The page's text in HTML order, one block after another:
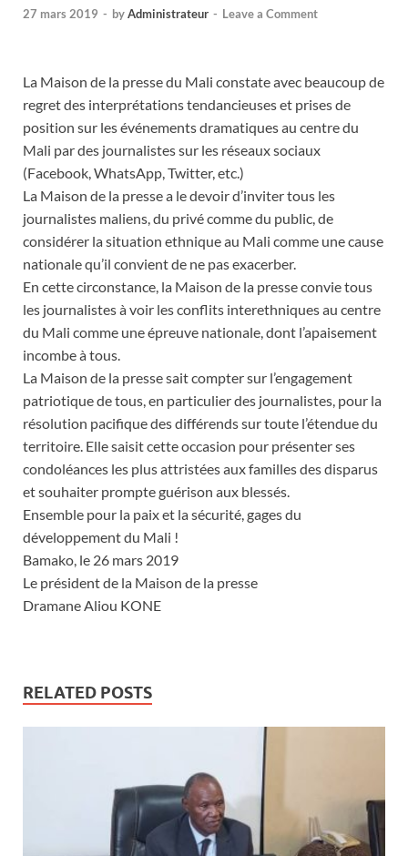
27 mars 2019 - byAdministrateur - Leave a Comment
La Maison de la presse du Mali constate avec beaucoup de
regret des interprétations tendancieuses et prises de
position sur les événements dramatiques au centre du
Mali par des journalistes sur les réseaux sociaux
(Facebook, WhatsApp, Twitter, etc.)
La Maison de la presse a le devoir d’inviter tous les
journalistes maliens, du privé comme du public, de
considérer la situation ethnique au Mali comme une cause
nationale qu’il convient de ne pas exacerber.
En cette circonstance, la Maison de la presse convie tous
les journalistes à voir les conflits interethniques au centre
du Mali comme une épreuve nationale, dont l’apaisement
incombe à tous.
La Maison de la presse sait compter sur l’engagement
patriotique de tous, en particulier des journalistes, pour la
résolution pacifique des différends sur toute l’étendue du
territoire. Elle saisit cette occasion pour présenter ses
condoléances les plus attristées aux familles des disparus
et souhaiter prompte guérison aux blessés.
Ensemble pour la paix et la sécurité, gages du
développement du Mali !
Bamako, le 26 mars 2019
Le président de la Maison de la presse
Dramane Aliou KONE
RELATED POSTS